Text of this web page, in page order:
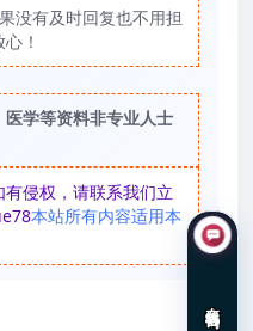
没有及时回复也不用担
！
学等资料非专业人士
侵权，请联系我们立
本站所有内容适用本